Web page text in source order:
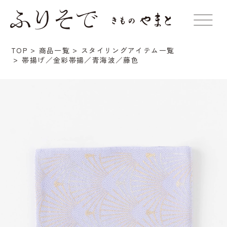
TOP 商品一覧
スタイリングアイテム一覧
帯揚げ／金彩帯揚／青海波／藤色